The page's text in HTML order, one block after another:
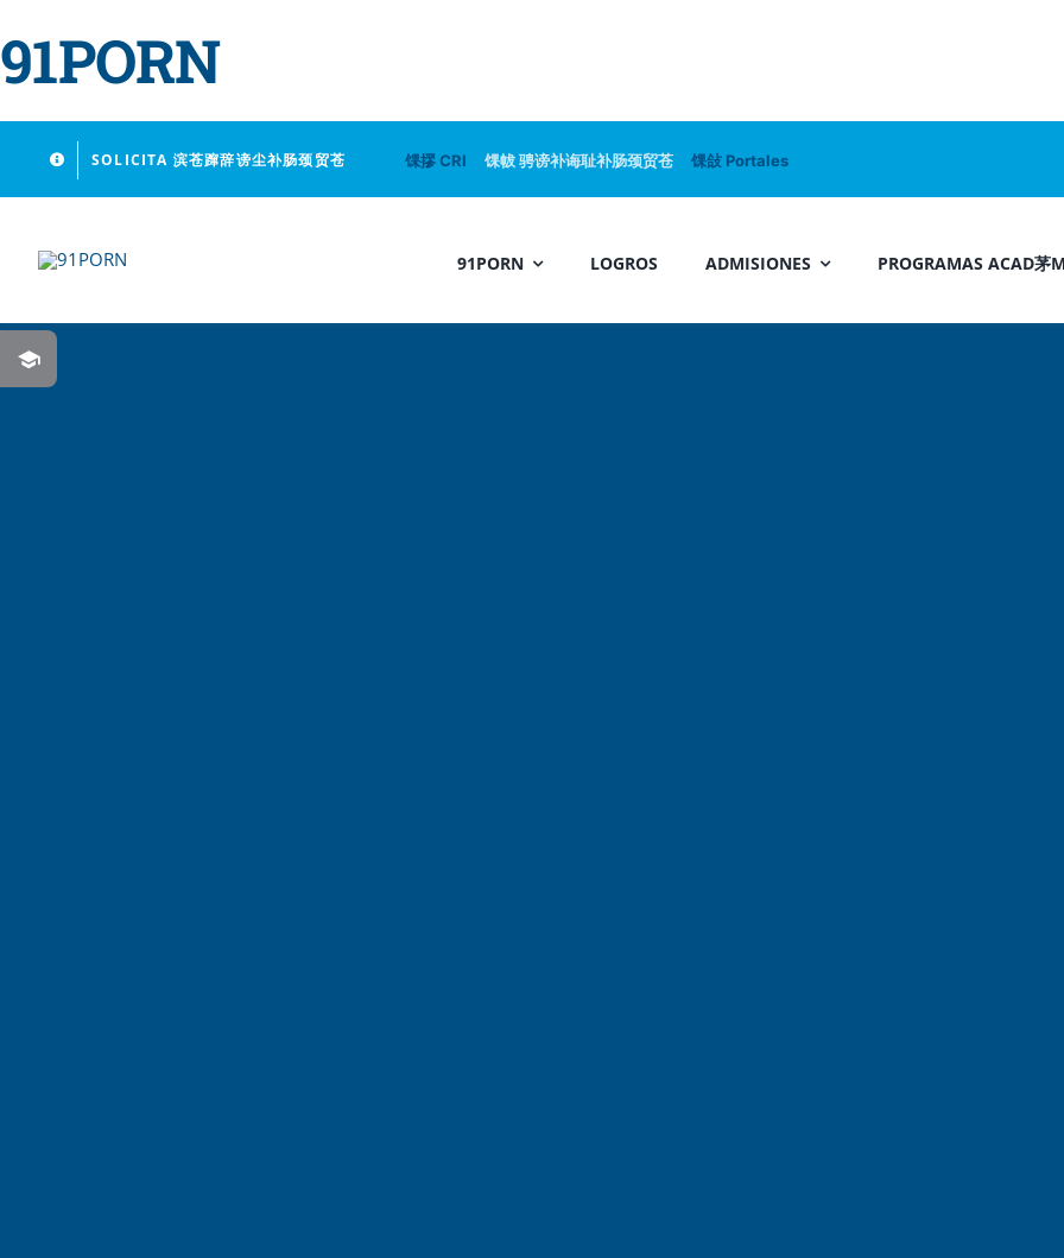
91PORN
SOLICITA 滨苍蹿辞谤尘补肠颈贸苍 馃摎 CRI 馃帗 骋谤补诲耻补肠颈贸苍 馃敆 Portales
91PORN LOGROS ADMISIONES PROGRAMAS ACAD茅